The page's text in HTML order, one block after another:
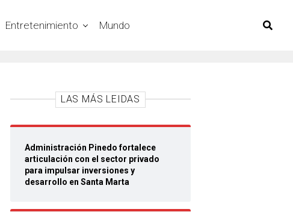
Entretenimiento Mundo
LAS MÁS LEIDAS
Administración Pinedo fortalece
articulación con el sector privado
para impulsar inversiones y
desarrollo en Santa Marta